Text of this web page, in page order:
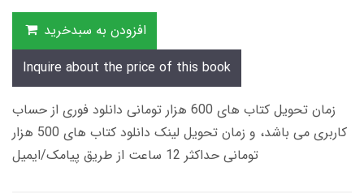
افزودن به سبدخرید
Inquire about the price of this book
زمان تحویل کتاب های 600 هزار تومانی دانلود فوری از حساب
کاربری می باشد، و زمان تحویل لینک دانلود کتاب های 500 هزار
تومانی حداکثر 12 ساعت از طریق پیامک/ایمیل